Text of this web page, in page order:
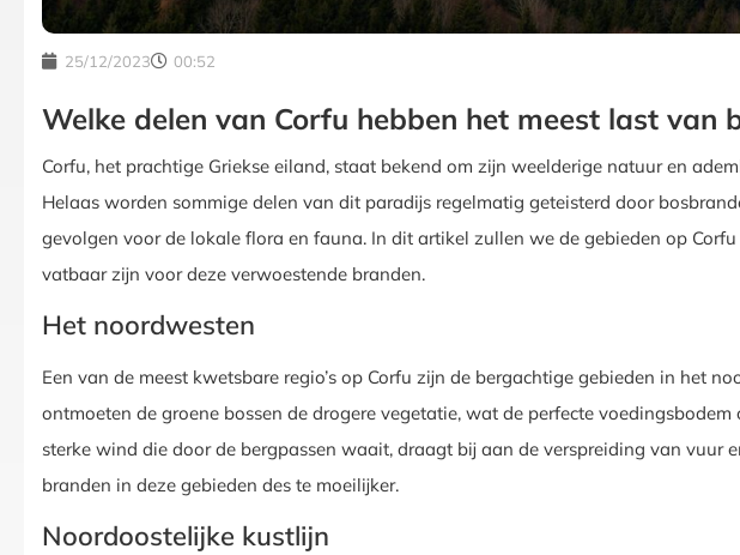
25/12/2023 00:52
Welke delen van Corfu hebben het meest last van
Corfu, het prachtige Griekse eiland, staat bekend om zijn weelderige natuur en
Helaas worden sommige delen van dit paradijs regelmatig geteisterd door
gevolgen voor de lokale flora en fauna. In dit artikel zullen we de gebieden op
vatbaar zijn voor deze verwoestende branden.
Het noordwesten
Een van de meest kwetsbare regio’s op Corfu zijn de bergachtige gebieden in het
ontmoeten de groene bossen de drogere vegetatie, wat de perfecte voedingsbodem
sterke wind die door de bergpassen waait, draagt bij aan de verspreiding van vuur
branden in deze gebieden des te moeilijker.
Noordoostelijke kustlijn